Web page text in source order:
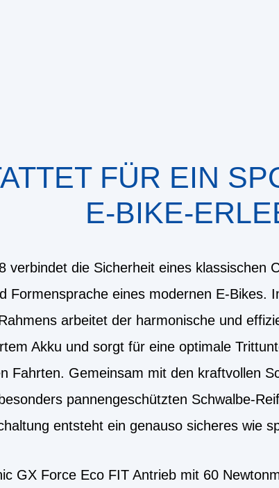
FÜR EIN
E-BIKE-
verbindet die Sicherheit eines klassischen
Formensprache eines modernen E-Bikes.
arbeitet der harmonische und
Akku und sorgt für eine optimale
Fahrten. Gemeinsam mit den kraftvollen
pannengeschützten Schwalbe-
entsteht ein genauso sicheres wie
GX Force Eco FIT Antrieb mit 60